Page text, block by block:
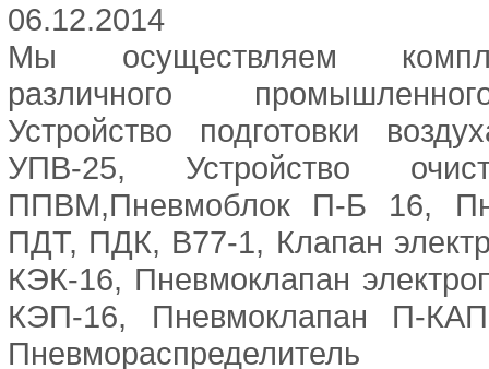
06.12.2014
Мы осуществляем
различного
Устройство подготовки
УПВ-25, Устройство
ППВМ,Пневмоблок П-Б 16,
ПДТ, ПДК, В77-1, Клапан
КЭК-16, Пневмоклапан
КЭП-16, Пневмоклапан П-